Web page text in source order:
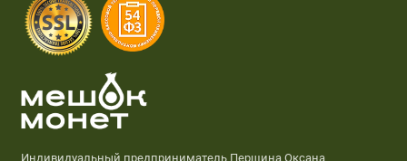
Индивидуальный предприниматель Першина Оксана